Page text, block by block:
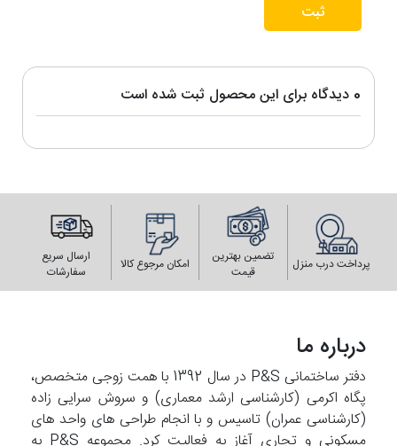
0 دیدگاه برای این محصول ثبت شده است
ثبت
پرداخت درب منزل
تضمین بهترین
قیمت
امکان مرجوع کالا
ارسال سریع
سفارشات
درباره ما
دفتر ساختمانی P&S در سال 1392 با همت زوجی متخصص،
پگاه اکرمی (کارشناسی ارشد معماری) و سروش سرایی زاده
(کارشناسی عمران) تاسیس و با انجام طراحی های واحد های